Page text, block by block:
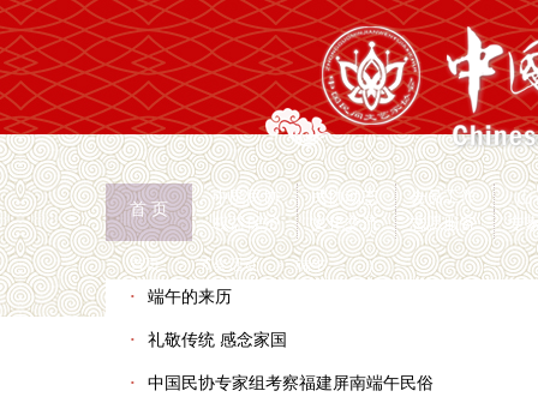
首 页
中国民协 民协动态 会员工作
权益保护
文化交流 志愿服务 专
首页 > 节会活动 >
端午
·
端午的来历
· 礼敬传统 感念家国
· 中国民协专家组考察福建屏南端午民俗